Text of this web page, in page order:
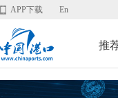
APP下载 En
推